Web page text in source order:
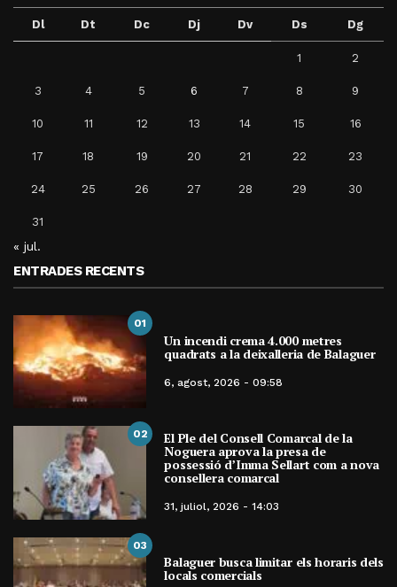
Dl Dt Dc Dj Dv Ds Dg
1 2
3 4 5 6 7 8 9
10 11 12 13 14 15 16
17 18 19 20 21 22 23
24 25 26 27 28 29 30
31
« jul.
ENTRADES RECENTS
01
Un incendi crema 4.000 metres
quadrats a la deixalleria de Balaguer
6, agost, 2026 - 09:58
02 El Ple del Consell Comarcal de la
Noguera aprova la presa de
possessió d’Imma Sellart com a nova
consellera comarcal
31, juliol, 2026 - 14:03
03
Balaguer busca limitar els horaris dels
locals comercials